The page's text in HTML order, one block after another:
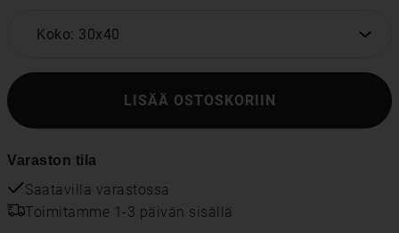
Koko: 30x40
LISÄÄ OSTOSKORIIN
Varaston tila
Saatavilla varastossa
Toimitamme 1-3 päivän sisällä